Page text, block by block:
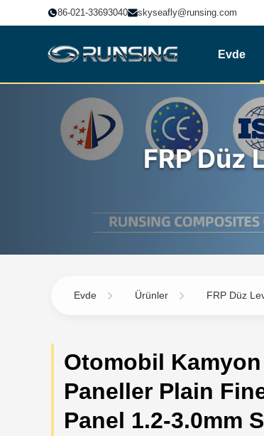
86-021-33693040 skyseafly@runsing.com
Evde
FRP Düz
Evde Ürünler FRP Düz
Otomobil
Paneller Plain
Panel 1.2-3.0mm